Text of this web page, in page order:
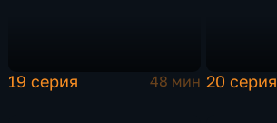
19 серия 48 мин 20 серия